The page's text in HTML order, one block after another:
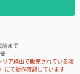
まで
ア経由で販売されている端
にて動作確認しています